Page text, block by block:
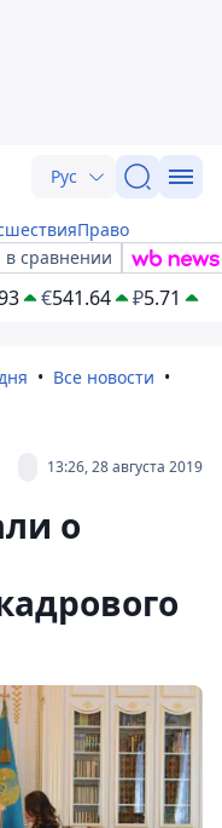
Рус
Право
в сравнении
€541.64 ₽5.71
Все новости
13:26, 28 августа 2019
о